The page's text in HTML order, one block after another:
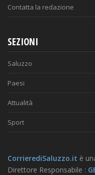
Contatta la redazione
SEZIONI
Saluzzo
Paesi
Attualità
Sport
CorrierediSaluzzo.it è
Direttore Responsabile :